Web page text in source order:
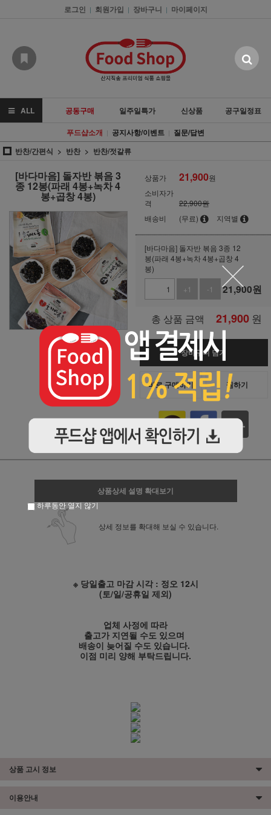
로그인 | 회원가입 | 장바구니 | 마이페이지
ALL 공동구매 일주일특가 신상품
공구일정표
푸드샵소개 | 공지사항/이벤트 | 질문/답변
반찬/간편식
반찬 반찬/젓갈류
[바다마음] 돌자반 볶음 3
종 12봉(파래 4봉+녹차 4
봉+곱창 4봉)
상품가 21,900원
소비자가
격
22,900원
배송비
(무료) 지역별
[바다마음] 돌자반 볶음 3종 12
봉(파래 4봉+녹차 4봉+곱창 4
봉)
+1
-1 21,900원
총 상품 금액 21,900 원
장바구니 담기
바로 구매하기 찜하기
상품상세 설명 확대보기
상세 정보를 확대해 보실 수 있습니다.
※ 당일출고 마감 시각 : 정오 12시
(토/일/공휴일 제외)
업체 사정에 따라
출고가 지연될 수도 있으며
배송이 늦어질 수도 있습니다.
이점 미리 양해 부탁드립니다.
상품 고시 정보
이용안내
하루동안 열지 않기